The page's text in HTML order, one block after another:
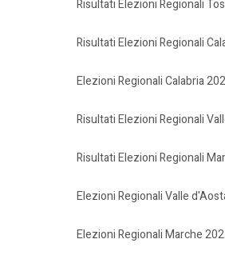
Risultati Elezioni Regionali
Risultati Elezioni Regionali
Elezioni Regionali Calabria
Risultati Elezioni Regionali
Risultati Elezioni Regionali
Elezioni Regionali Valle
Elezioni Regionali Marche